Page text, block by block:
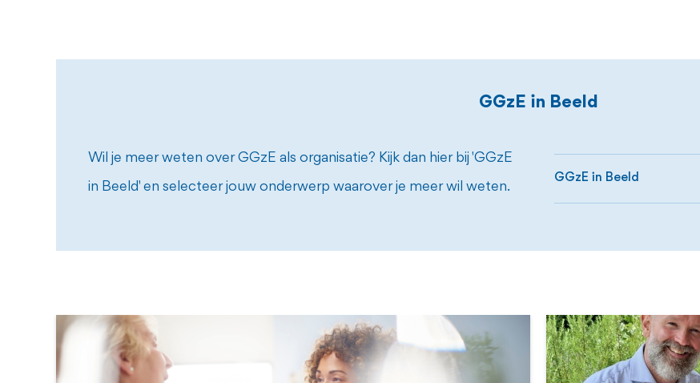
GGzE in Beeld
Wil je meer weten over GGzE als organisatie? Kijk dan hier bij 'GGzE
in Beeld' en selecteer jouw onderwerp waarover je meer wil weten.
GGzE in Beeld